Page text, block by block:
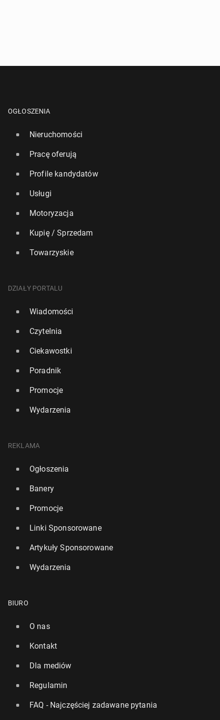
OGŁOSZENIA
Nieruchomości
Pracę oferują
Profile kandydatów
Usługi
Motoryzacja
Kupię / Sprzedam
Towarzyskie
DZIAŁY PORTALU
Wiadomości
Czytelnia
Ciekawostki
Poradnik
Promocje
Wydarzenia
REKLAMA
Ogłoszenia
Banery
Promocje
Linki Sponsorowane
Artykuły Sponsorowane
Wydarzenia
BIURO
O nas
Kontakt
Dla mediów
Regulamin
FAQ - Najczęściej zadawane pytania